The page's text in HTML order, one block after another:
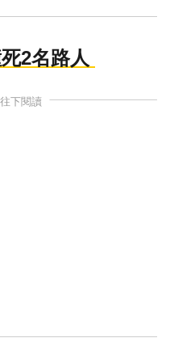
2名路人
下閱讀